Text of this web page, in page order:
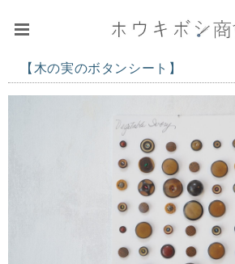
【木の実のボタンシート】